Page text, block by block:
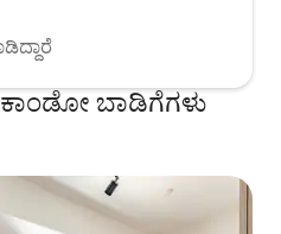
ಕಾಂಡೋ ಬಾಡಿಗೆಗಳು